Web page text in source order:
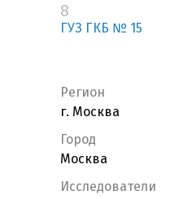
8
ГУЗ ГКБ № 15
Регион
г. Москва
Город
Москва
Исследователи